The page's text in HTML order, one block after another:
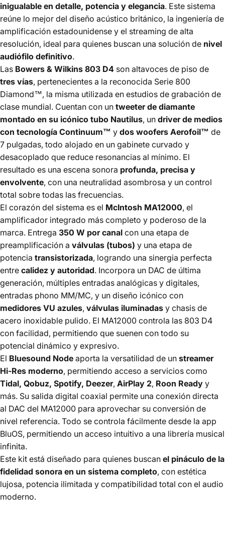
inigualable en detalle, potencia y elegancia. Este sistema
reúne lo mejor del diseño acústico británico, la ingeniería de
amplificación estadounidense y el streaming de alta
resolución, ideal para quienes buscan una solución de nivel
audiófilo definitivo.
Las Bowers & Wilkins 803 D4 son altavoces de piso de
tres vías, pertenecientes a la reconocida Serie 800
Diamond™, la misma utilizada en estudios de grabación de
clase mundial. Cuentan con un tweeter de diamante
montado en su icónico tubo Nautilus, un driver de medios
con tecnología Continuum™ y dos woofers Aerofoil™ de
7 pulgadas, todo alojado en un gabinete curvado y
desacoplado que reduce resonancias al mínimo. El
resultado es una escena sonora profunda, precisa y
envolvente, con una neutralidad asombrosa y un control
total sobre todas las frecuencias.
El corazón del sistema es el McIntosh MA12000, el
amplificador integrado más completo y poderoso de la
marca. Entrega 350 W por canal con una etapa de
preamplificación a válvulas (tubos) y una etapa de
potencia transistorizada, logrando una sinergia perfecta
entre calidez y autoridad. Incorpora un DAC de última
generación, múltiples entradas analógicas y digitales,
entradas phono MM/MC, y un diseño icónico con
medidores VU azules, válvulas iluminadas y chasis de
acero inoxidable pulido. El MA12000 controla las 803 D4
con facilidad, permitiendo que suenen con todo su
potencial dinámico y expresivo.
El Bluesound Node aporta la versatilidad de un streamer
Hi-Res moderno, permitiendo acceso a servicios como
Tidal, Qobuz, Spotify, Deezer, AirPlay 2, Roon Ready y
más. Su salida digital coaxial permite una conexión directa
al DAC del MA12000 para aprovechar su conversión de
nivel referencia. Todo se controla fácilmente desde la app
BluOS, permitiendo un acceso intuitivo a una librería musical
infinita.
Este kit está diseñado para quienes buscan el pináculo de la
fidelidad sonora en un sistema completo, con estética
lujosa, potencia ilimitada y compatibilidad total con el audio
moderno.